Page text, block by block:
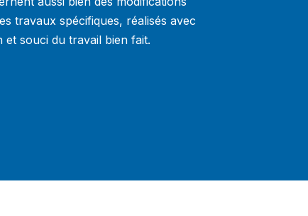
travaux spécifiques, réalisés avec
et souci du travail bien fait.